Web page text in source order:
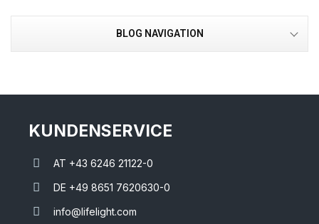
BLOG NAVIGATION
KUNDENSERVICE
AT +43 6246 21122-0
DE +49 8651 7620630-0
info@lifelight.com